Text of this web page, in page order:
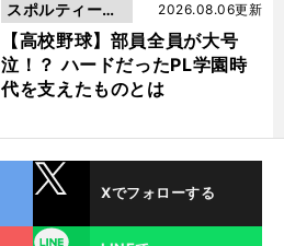
【高校野球】部員全員が大号
泣！？ ハードだったPL学園時
代を支えたものとは
2026.08.06更新
スポルティーバ
動画
Xでフォローする
LINE